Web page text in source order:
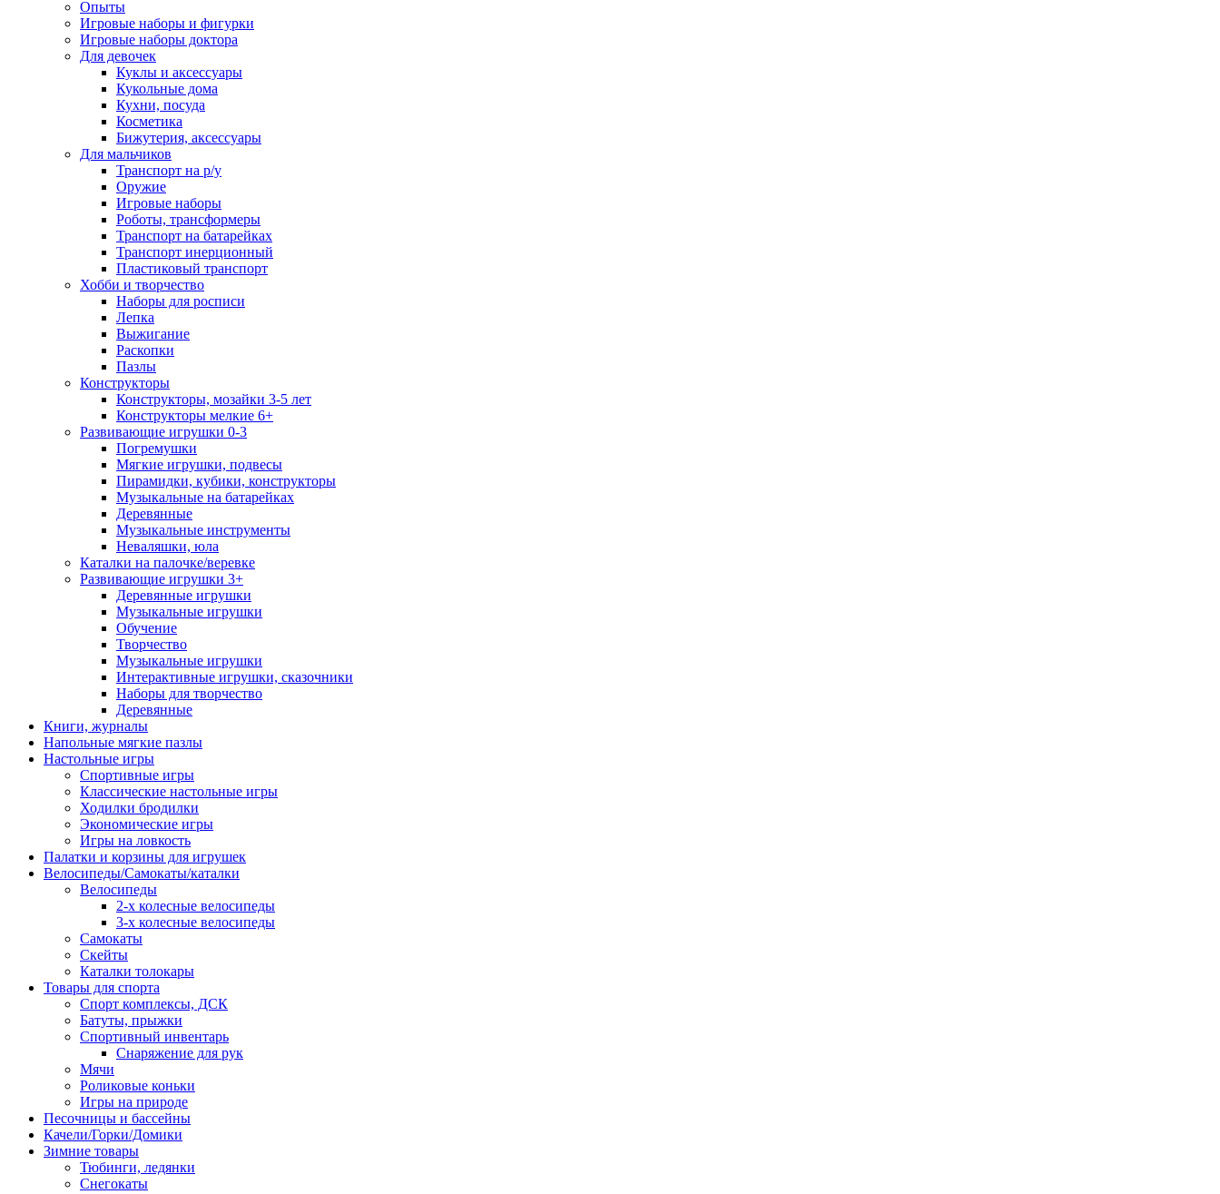
Опыты
Игровые наборы и фигурки
Игровые наборы доктора
Для девочек
Куклы и аксессуары
Кукольные дома
Кухни, посуда
Косметика
Бижутерия, аксессуары
Для мальчиков
Транспорт на р/у
Оружие
Игровые наборы
Роботы, трансформеры
Транспорт на батарейках
Транспорт инерционный
Пластиковый транспорт
Хобби и творчество
Наборы для росписи
Лепка
Выжигание
Раскопки
Пазлы
Конструкторы
Конструкторы, мозайки 3-5 лет
Конструкторы мелкие 6+
Развивающие игрушки 0-3
Погремушки
Мягкие игрушки, подвесы
Пирамидки, кубики, конструкторы
Музыкальные на батарейках
Деревянные
Музыкальные инструменты
Неваляшки, юла
Каталки на палочке/веревке
Развивающие игрушки 3+
Деревянные игрушки
Музыкальные игрушки
Обучение
Творчество
Музыкальные игрушки
Интерактивные игрушки, сказочники
Наборы для творчество
Деревянные
Книги, журналы
Напольные мягкие пазлы
Настольные игры
Спортивные игры
Классические настольные игры
Ходилки бродилки
Экономические игры
Игры на ловкость
Палатки и корзины для игрушек
Велосипеды/Самокаты/каталки
Велосипеды
2-х колесные велосипеды
3-х колесные велосипеды
Самокаты
Скейты
Каталки толокары
Товары для спорта
Спорт комплексы, ДСК
Батуты, прыжки
Спортивный инвентарь
Снаряжение для рук
Мячи
Роликовые коньки
Игры на природе
Песочницы и бассейны
Качели/Горки/Домики
Зимние товары
Тюбинги, ледянки
Снегокаты